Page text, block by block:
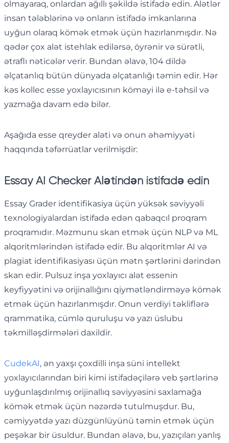
olmayaraq, onlardan ağıllı şəkildə istifadə edin. Alətlər
insan tələblərinə və onların istifadə imkanlarına
uyğun olaraq kömək etmək üçün hazırlanmışdır. Nə
qədər çox alət istehlak edilərsə, öyrənir və sürətli,
ətraflı nəticələr verir. Bundan əlavə, 104 dildə
əlçatanlıq bütün dünyada əlçatanlığı təmin edir. Hər
kəs kollec esse yoxlayıcısının köməyi ilə e-təhsil və
yazmağa davam edə bilər.
Aşağıda esse qreyder aləti və onun əhəmiyyəti
haqqında təfərrüatlar verilmişdir:
Essay AI Checker Alətindən istifadə edin
Essay Grader identifikasiya üçün yüksək səviyyəli
texnologiyalardan istifadə edən qabaqcıl proqram
proqramıdır. Məzmunu skan etmək üçün NLP və ML
alqoritmlərindən istifadə edir. Bu alqoritmlər AI və
plagiat identifikasiyası üçün mətn şərtlərini dərindən
skan edir. Pulsuz inşa yoxlayıcı alət essenin
keyfiyyətini və orijinallığını qiymətləndirməyə kömək
etmək üçün hazırlanmışdır. Onun verdiyi təkliflərə
qrammatika, cümlə quruluşu və yazı üslubu
təkmilləşdirmələri daxildir.
CudekAI, ən yaxşı çoxdilli inşa süni intellekt
yoxlayıcılarından biri kimi istifadəçilərə veb şərtlərinə
uyğunlaşdırılmış orijinallıq səviyyəsini saxlamağa
kömək etmək üçün nəzərdə tutulmuşdur. Bu,
cəmiyyətdə yazı düzgünlüyünü təmin etmək üçün
peşəkar bir üsuldur. Bundan əlavə, bu, yazıçıları yanlış